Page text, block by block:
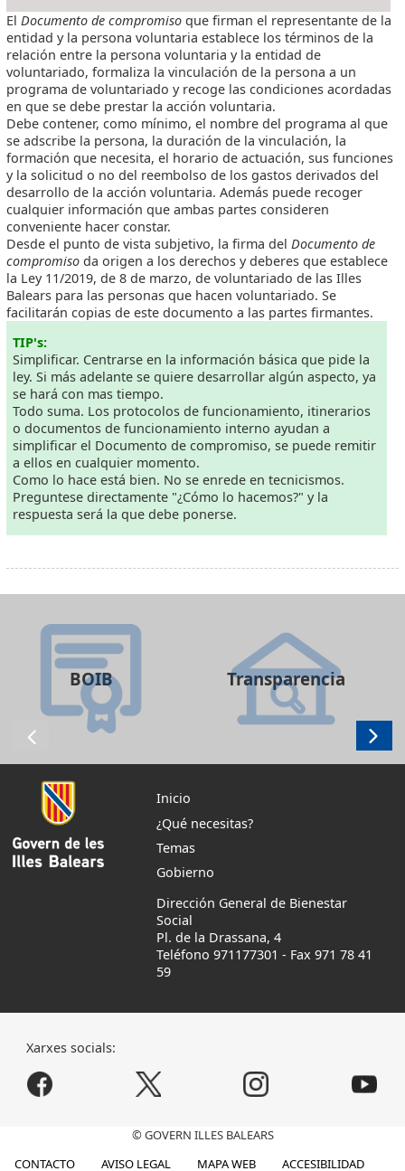
El Documento de compromiso que firman el representante de la
entidad y la persona voluntaria establece los términos de la
relación entre la persona voluntaria y la entidad de
voluntariado, formaliza la vinculación de la persona a un
programa de voluntariado y recoge las condiciones acordadas
en que se debe prestar la acción voluntaria.
Debe contener, como mínimo, el nombre del programa al que
se adscribe la persona, la duración de la vinculación, la
formación que necesita, el horario de actuación, sus funciones
y la solicitud o no del reembolso de los gastos derivados del
desarrollo de la acción voluntaria. Además puede recoger
cualquier información que ambas partes consideren
conveniente hacer constar.
Desde el punto de vista subjetivo, la firma del Documento de
compromiso da origen a los derechos y deberes que establece
la Ley 11/2019, de 8 de marzo, de voluntariado de las Illes
Balears para las personas que hacen voluntariado. Se
facilitarán copias de este documento a las partes firmantes.
TIP's:
Simplificar. Centrarse en la información básica que pide la
ley. Si más adelante se quiere desarrollar algún aspecto, ya
se hará con mas tiempo.
Todo suma. Los protocolos de funcionamiento, itinerarios
o documentos de funcionamiento interno ayudan a
simplificar el Documento de compromiso, se puede remitir
a ellos en cualquier momento.
Como lo hace está bien. No se enrede en tecnicismos.
Preguntese directamente "¿Cómo lo hacemos?" y la
respuesta será la que debe ponerse.
BOIB Transparencia
Inicio
¿Qué necesitas?
Temas
Gobierno
Dirección General de Bienestar
Social
Pl. de la Drassana, 4
Teléfono 971177301 - Fax 971 78 41
59
Xarxes socials:
© GOVERN ILLES BALEARS
CONTACTO
AVISO LEGAL MAPA WEB ACCESIBILIDAD